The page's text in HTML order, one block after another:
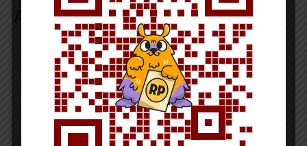
Artikel terkait lain
BERITA KAMPUS
BPDP Sosialisasikan Lomba Riset
Mahasiswa 2026, Dorong Inovasi
Penelitian dalam Sektor